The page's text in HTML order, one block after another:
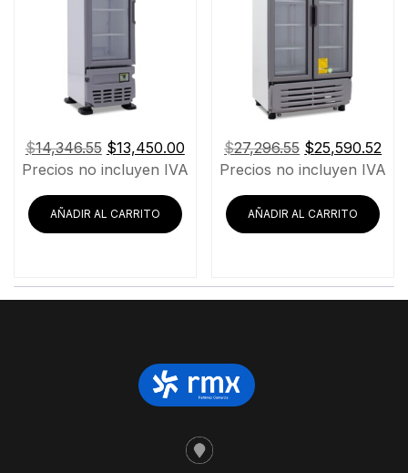
$14,346.55 El
precio
era:
$14,346.55.
$13,450.00El
precio
$13,450.00.
Precios no incluyen IVA
AÑADIR AL CARRITO
$27,296.55 El
precio
era:
$27,296.55.
$25,590.52
Precios no incluyen IVA
AÑADIR AL CARRITO